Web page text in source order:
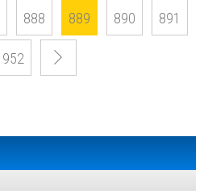
888 889 890 891
952